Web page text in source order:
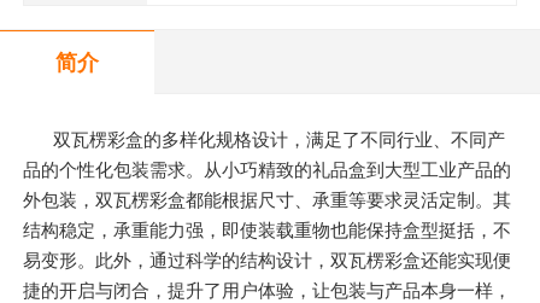
简介
双瓦楞彩盒的多样化规格设计，满足了不同行业、不同产
品的个性化包装需求。从小巧精致的礼品盒到大型工业产品的
外包装，双瓦楞彩盒都能根据尺寸、承重等要求灵活定制。其
结构稳定，承重能力强，即使装载重物也能保持盒型挺括，不
易变形。此外，通过科学的结构设计，双瓦楞彩盒还能实现便
捷的开启与闭合，提升了用户体验，让包装与产品本身一样，